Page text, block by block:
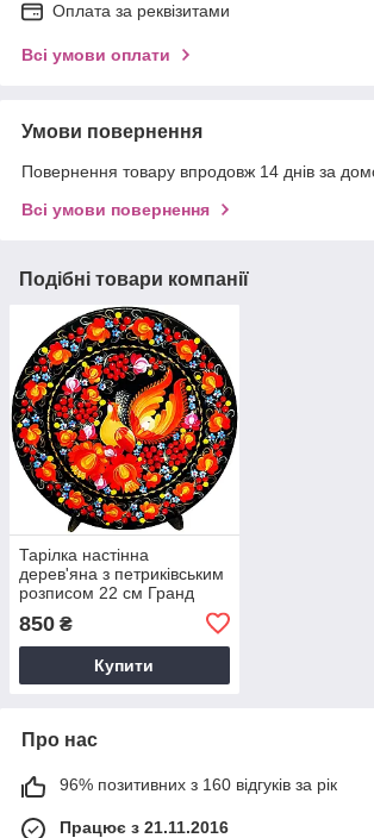
Оплата за реквізитами
Всі умови оплати
Умови повернення
Повернення товару впродовж 14 днів за
Всі умови повернення
Подібні товари компанії
Тарілка настінна
дерев'яна з петриківським
розписом 22 см Гранд
Презент Тар-22-ПФ-М-2
850 ₴
Купити
Про нас
96% позитивних з 160 відгуків за рік
Працює з 21.11.2016